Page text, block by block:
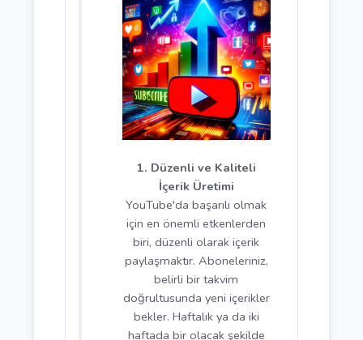
izleyici kitlesi oluşturmaktır.
Bu kitleyi büyütmek,
kanalınızı geliştirmek ve
abone sayınızı artırmak için
bazı stratejilere
odaklanmak gerekir. İşte
kanalınızın abone sayısını
artırmak için
uygulayabileceğiniz 5 etkili
yöntem.